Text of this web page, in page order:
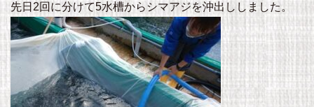
先日2回に分けて5水槽からシマアジを沖出ししました。